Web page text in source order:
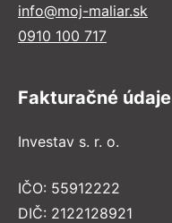
info@moj-maliar.sk
0910 100 717
Fakturačné údaje
Investav s. r. o.
IČO: 55912222
DIČ: 2122128921